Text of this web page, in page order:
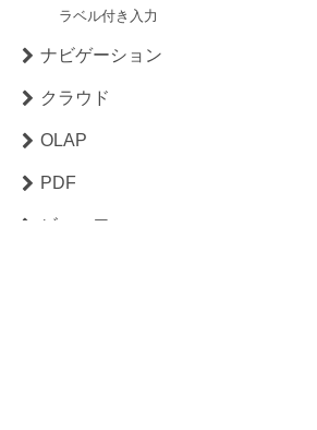
ラベル付き入力
ナビゲーション
クラウド
OLAP
PDF
ビューワー